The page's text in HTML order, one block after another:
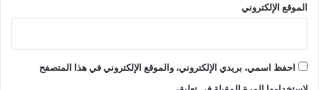
الموقع الإلكتروني
احفظ اسمي، بريدي الإلكتروني، والموقع الإلكتروني في هذا المتصفح